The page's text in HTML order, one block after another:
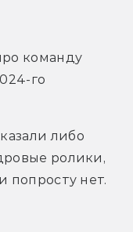
команду
го
либо
ролики,
попросту нет.